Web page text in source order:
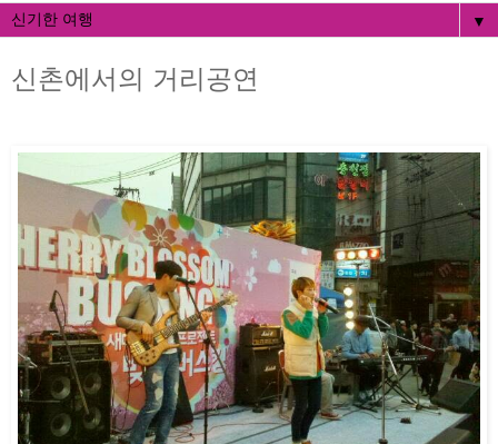
▼
신촌에서의 거리공연